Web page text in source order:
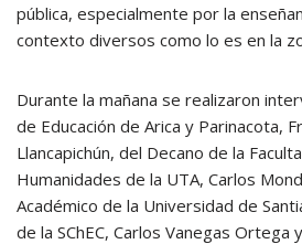
pública, especialmente por la
contexto diversos como lo es en la
Durante la mañana se realizaron
de Educación de Arica y Parinacota,
Llancapichún, del Decano de la
Humanidades de la UTA, Carlos
Académico de la Universidad de
de la SChEC, Carlos Vanegas Ortega